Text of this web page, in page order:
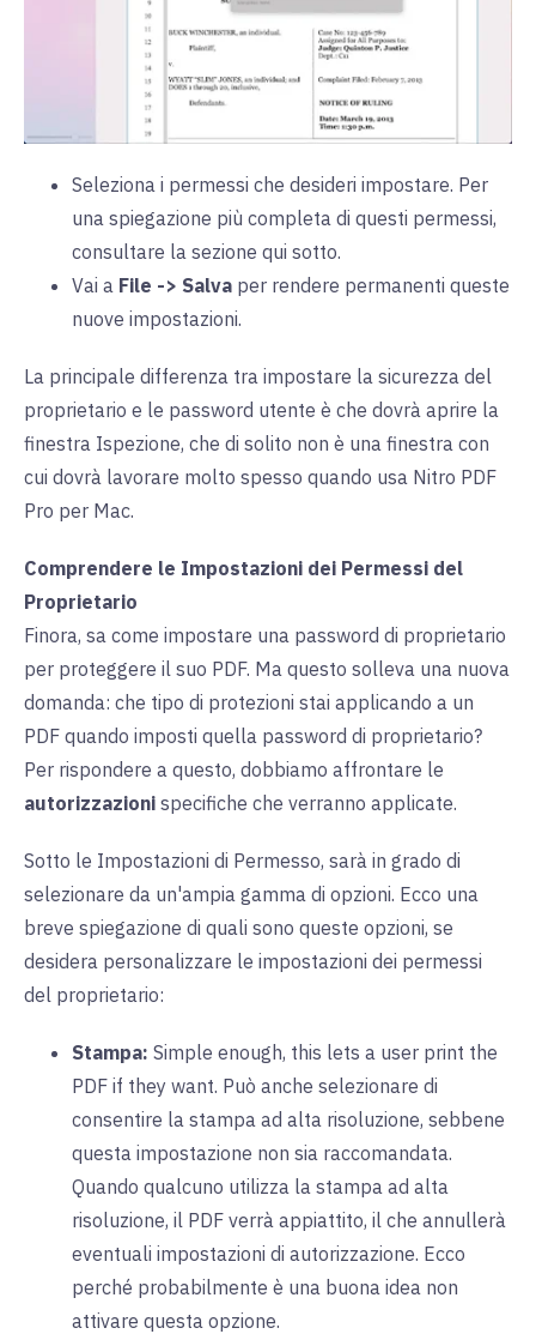
Seleziona i permessi che desideri impostare. Per
una spiegazione più completa di questi permessi,
consultare la sezione qui sotto.
Vai a File -> Salva per rendere permanenti queste
nuove impostazioni.
La principale differenza tra impostare la sicurezza del
proprietario e le password utente è che dovrà aprire la
finestra Ispezione, che di solito non è una finestra con
cui dovrà lavorare molto spesso quando usa Nitro PDF
Pro per Mac.
Comprendere le Impostazioni dei Permessi del
Proprietario
Finora, sa come impostare una password di proprietario
per proteggere il suo PDF. Ma questo solleva una nuova
domanda: che tipo di protezioni stai applicando a un
PDF quando imposti quella password di proprietario?
Per rispondere a questo, dobbiamo affrontare le
autorizzazioni specifiche che verranno applicate.
Sotto le Impostazioni di Permesso, sarà in grado di
selezionare da un'ampia gamma di opzioni. Ecco una
breve spiegazione di quali sono queste opzioni, se
desidera personalizzare le impostazioni dei permessi
del proprietario:
Stampa: Simple enough, this lets a user print the
PDF if they want. Può anche selezionare di
consentire la stampa ad alta risoluzione, sebbene
questa impostazione non sia raccomandata.
Quando qualcuno utilizza la stampa ad alta
risoluzione, il PDF verrà appiattito, il che annullerà
eventuali impostazioni di autorizzazione. Ecco
perché probabilmente è una buona idea non
attivare questa opzione.